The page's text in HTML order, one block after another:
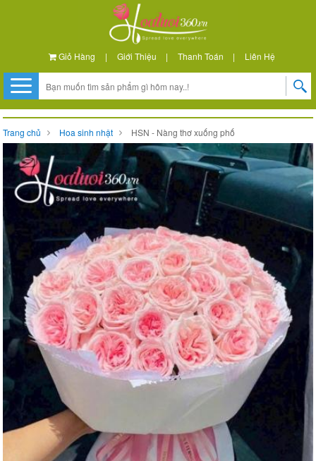
Giỏ Hàng | Giới Thiệu | Thanh Toán | Liên Hệ
Trang chủ Hoa sinh nhật HSN - Nàng thơ xuống phố